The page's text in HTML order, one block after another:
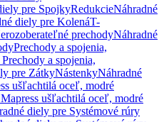
pre SpojkyRedukcieNáhradné
diely pre KolenáT-
prechodyNáhradné
Prechody a spojenia,
a spojenia,
pre ZátkyNástenkyNáhradné
ušľachtilá oceľ, modré
ušľachtilá oceľ, modré
diely pre Systémové rúry